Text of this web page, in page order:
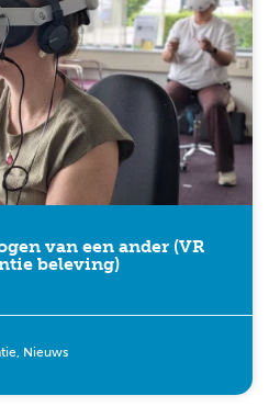
van een ander (VR
beleving)
, Nieuws